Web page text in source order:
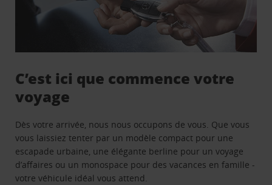
C’est ici que commence votre
voyage
Dès votre arrivée, nous nous occupons de vous. Que vous
vous laissiez tenter par un modèle compact pour une
escapade urbaine, une élégante berline pour un voyage
d’affaires ou un monospace pour des vacances en famille -
votre véhicule idéal vous attend.